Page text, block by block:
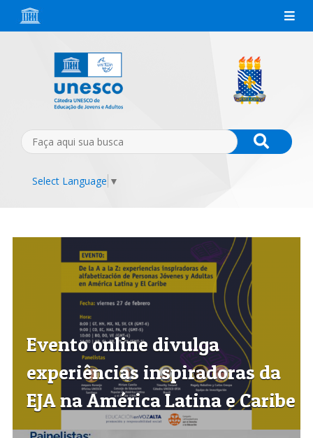
Select Language ▼
Evento online divulga
experiências inspiradoras da
EJA na América Latina e Caribe